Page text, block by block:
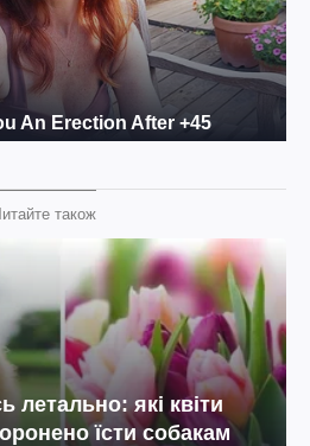
також
летально: які квіти
їсти собакам